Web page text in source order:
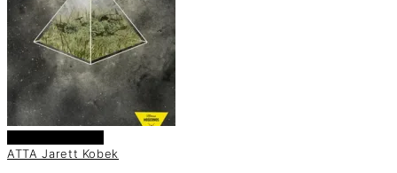
ATTA Jarett Kobek